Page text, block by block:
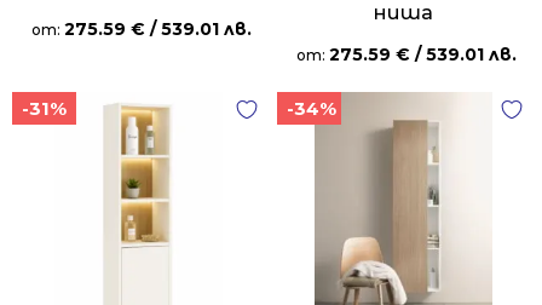
от: 275.59 € / 539.01 лв.
ниша
от: 275.59 € / 539.01 лв.
-31% -34%